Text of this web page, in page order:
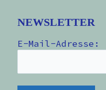
NEWSLETTER
E-Mail-Adresse: